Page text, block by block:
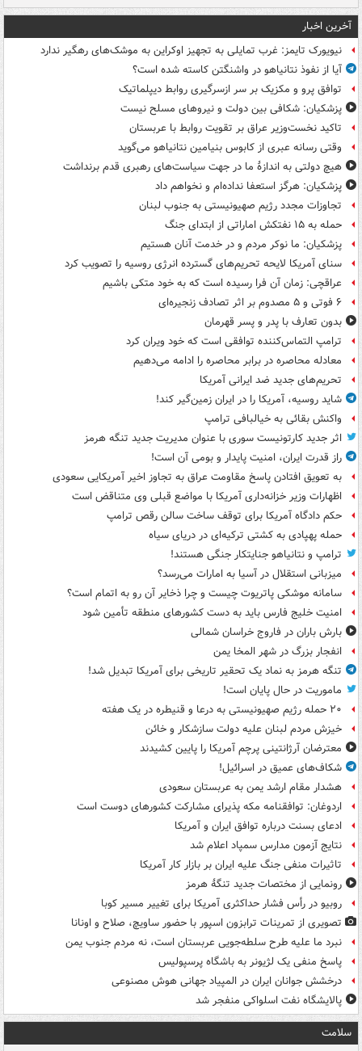
آخرین اخبار
نیویورک تایمز: غرب تمایلی به تجهیز اوکراین به موشک‌های رهگیر ندارد
آیا از نفوذ نتانیاهو در واشنگتن کاسته شده است؟
توافق پرو و مکزیک بر سر ازسرگیری روابط دیپلماتیک
پزشکیان: شکافی بین دولت و نیروهای مسلح نیست
تاکید نخست‌وزیر عراق بر تقویت روابط با عربستان
وقتی رسانه عبری از کابوس بنیامین نتانیاهو می‌گوید
هیچ دولتی به اندازۀ ما در جهت سیاست‌های رهبری قدم برنداشت
پزشکیان: هرگز استعفا نداده‌ام و نخواهم داد
تجاوزات مجدد رژیم صهیونیستی به جنوب لبنان
حمله به ۱۵ نفتکش‌ اماراتی از ابتدای جنگ
پزشکیان: ما نوکر مردم و در خدمت آنان هستیم
سنای آمریکا لایحه تحریم‌های گسترده انرژی روسیه را تصویب کرد
عراقچی: زمان آن فرا رسیده است که به خود متکی باشیم
۶ فوتی و ۵ مصدوم بر اثر تصادف زنجیره‌ای
بدون تعارف با پدر و پسر قهرمان
ترامپ التماس‌کننده توافقی است که خود ویران کرد
معادله محاصره در برابر محاصره را ادامه می‌دهیم
تحریم‌های جدید ضد ایرانی آمریکا
شاید روسیه، آمریکا را در ایران زمین‌گیر کند!
واکنش بقائی به خیالبافی ترامپ
اثر جدید کارتونیست سوری با عنوان مدیریت جدید تنگه هرمز
راز قدرت ایران، امنیت پایدار و بومی آن است!
به تعویق افتادن پاسخ مقاومت عراق به تجاوز اخیر آمریکایی سعودی
اظهارات وزیر خزانه‌داری آمریکا با مواضع قبلی وی متناقض است
حکم دادگاه آمریکا برای توقف ساخت سالن رقص ترامپ
حمله پهپادی به کشتی ترکیه‌ای در دریای سیاه
ترامپ و نتانیاهو جنایتکار جنگی هستند!
میزبانی استقلال در آسیا به امارات می‌رسد؟
سامانه موشکی پاتریوت چیست و چرا ذخایر آن رو به اتمام است؟
امنیت خلیج فارس باید به دست کشورهای منطقه تأمین شود
بارش باران در فاروج خراسان شمالی
انفجار بزرگ در شهر المخا یمن
تنگه هرمز به نماد یک تحقیر تاریخی برای آمریکا تبدیل شد!
ماموریت در حال پایان است!
۲۰ حمله رژیم صهیونیستی به درعا و قنیطره در یک هفته
خیزش مردم لبنان علیه دولت سازشکار و خائن
معترضان آرژانتینی پرچم آمریکا را پایین کشیدند
شکاف‌های عمیق در اسرائیل!
هشدار مقام ارشد یمن به عربستان سعودی
اردوغان: توافقنامه مکه پذیرای مشارکت کشورهای دوست است
ادعای بسنت درباره توافق ایران و آمریکا
نتایج آزمون مدارس سمپاد اعلام شد
تاثیرات منفی جنگ علیه ایران بر بازار کار آمریکا
رونمایی از مختصات جدید تنگۀ هرمز
روبیو در رأس فشار حداکثری آمریکا برای تغییر مسیر کوبا
تصویری از تمرینات ترابزون اسپور با حضور ساویچ، صلاح و اونانا
نبرد ما علیه طرح سلطه‌جویی عربستان است، نه مردم جنوب یمن
پاسخ منفی یک لژیونر به باشگاه پرسپولیس
درخشش جوانان ایران در المپیاد جهانی هوش مصنوعی
پالایشگاه نفت اسلواکی منفجر شد
سلامت